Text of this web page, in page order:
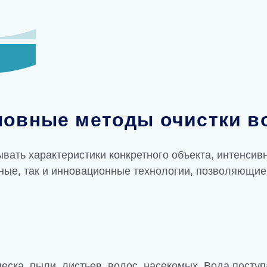
методы очистки
характеристики конкретного объекта,
так и инновационные технологии,